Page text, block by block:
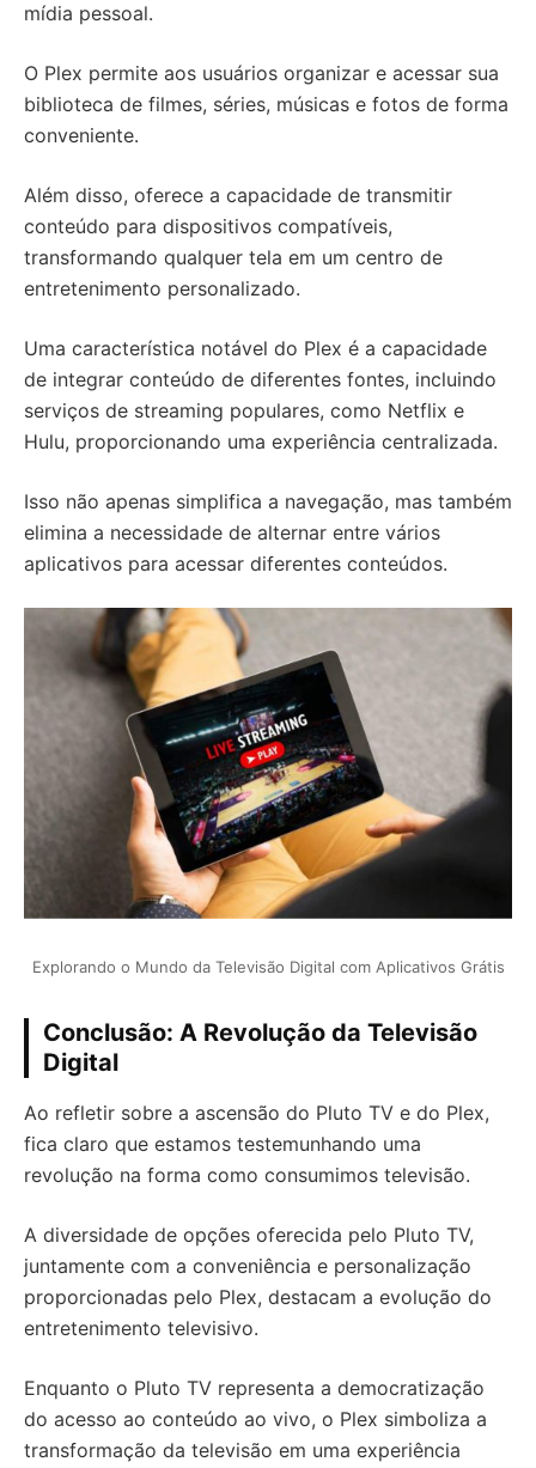
mídia pessoal.
O Plex permite aos usuários organizar e acessar sua
biblioteca de filmes, séries, músicas e fotos de forma
conveniente.
Além disso, oferece a capacidade de transmitir
conteúdo para dispositivos compatíveis,
transformando qualquer tela em um centro de
entretenimento personalizado.
Uma característica notável do Plex é a capacidade
de integrar conteúdo de diferentes fontes, incluindo
serviços de streaming populares, como Netflix e
Hulu, proporcionando uma experiência centralizada.
Isso não apenas simplifica a navegação, mas também
elimina a necessidade de alternar entre vários
aplicativos para acessar diferentes conteúdos.
Explorando o Mundo da Televisão Digital com Aplicativos Grátis
Conclusão: A Revolução da Televisão
Digital
Ao refletir sobre a ascensão do Pluto TV e do Plex,
fica claro que estamos testemunhando uma
revolução na forma como consumimos televisão.
A diversidade de opções oferecida pelo Pluto TV,
juntamente com a conveniência e personalização
proporcionadas pelo Plex, destacam a evolução do
entretenimento televisivo.
Enquanto o Pluto TV representa a democratização
do acesso ao conteúdo ao vivo, o Plex simboliza a
transformação da televisão em uma experiência